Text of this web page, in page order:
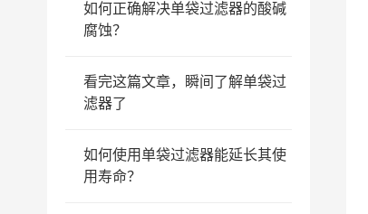
如何正确解决单袋过滤器的酸碱
腐蚀？
看完这篇文章，瞬间了解单袋过
滤器了
如何使用单袋过滤器能延长其使
用寿命？